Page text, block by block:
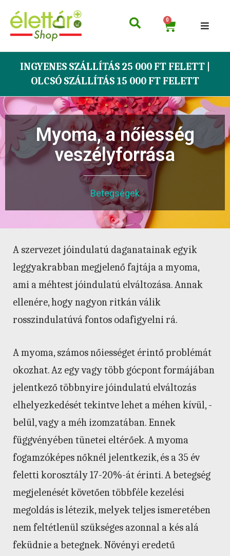
0
INGYENES SZÁLLÍTÁS 25 000 FT FELETT |
OLCSÓ SZÁLLÍTÁS 15 000 FT FELETT
Myoma, a nőiesség
veszélyforrása
Betegségek
A szervezet jóindulatú daganatainak egyik
leggyakrabban megjelenő fajtája a myoma,
ami a méhtest jóindulatú elváltozása. Annak
ellenére, hogy nagyon ritkán válik
rosszindulatúvá fontos odafigyelni rá.
A myoma, számos nőiességet érintő problémát
okozhat. Az egy vagy több gócpont formájában
jelentkező többnyire jóindulatú elváltozás
elhelyezkedését tekintve lehet a méhen kívül, -
belül, vagy a méh izomzatában. Ennek
függvényében tünetei eltérőek. A myoma
fogamzóképes nőknél jelentkezik, és a 35 év
feletti korosztály 17-20%-át érinti. A betegség
megjelenését követően többféle kezelési
megoldás is létezik, melyek teljes ismeretében
nem feltétlenül szükséges azonnal a kés alá
feküdnie a betegnek. Növényi eredetű